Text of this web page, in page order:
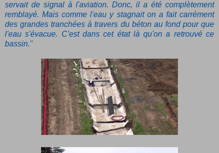
servait de signal à l'aviation. Donc, il a été complètement
remblayé. Mais comme l'eau y stagnait on a fait carrément
des grandes tranchées à travers du béton au fond pour que
l'eau s'évacue. C'est dans cet état là qu'on a retrouvé ce
bassin."